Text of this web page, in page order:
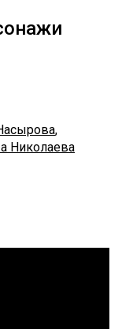
,
Николаева